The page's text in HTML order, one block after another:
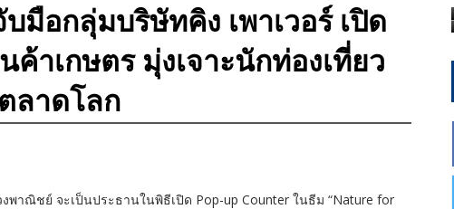
มือกลุ่มบริษัทคิง เพาเวอร์ เปิด
ค้าเกษตร มุ่งเจาะนักท่องเที่ยว
ลาดโลก
ณิชย์ จะเป็นประธานในพิธีเปิด Pop-up Counter ในธีม “Nature for